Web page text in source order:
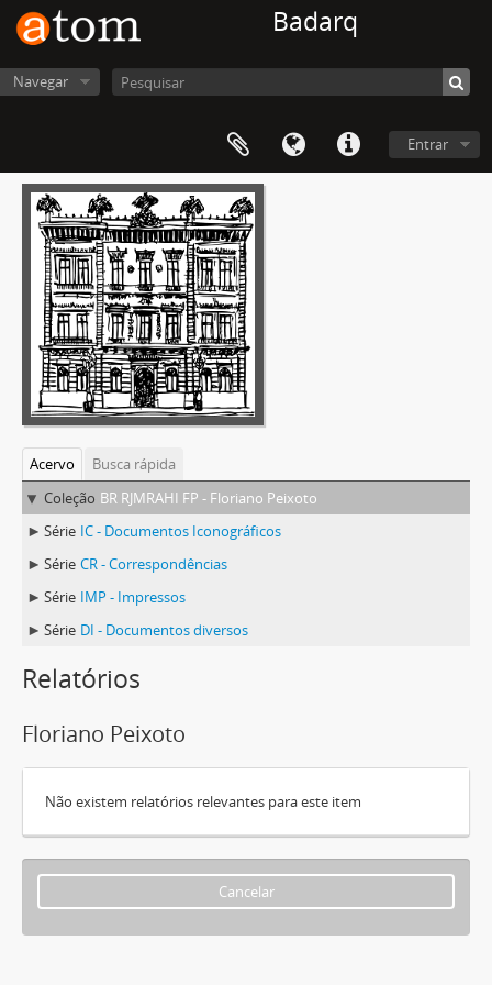
Badarq
Navegar
Entrar
Acervo
Busca rápida
Coleção BR RJMRAHI FP - Floriano Peixoto
Série IC - Documentos Iconográficos
Série CR - Correspondências
Série IMP - Impressos
Série DI - Documentos diversos
Relatórios
Floriano Peixoto
Não existem relatórios relevantes para este item
Cancelar